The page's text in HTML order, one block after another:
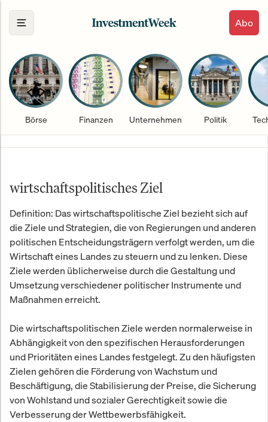
Abo
Börse Finanzen Unternehmen Politik
wirtschaftspolitisches Ziel
Definition: Das wirtschaftspolitische Ziel bezieht sich auf
die Ziele und Strategien, die von Regierungen und anderen
politischen Entscheidungsträgern verfolgt werden, um die
Wirtschaft eines Landes zu steuern und zu lenken. Diese
Ziele werden üblicherweise durch die Gestaltung und
Umsetzung verschiedener politischer Instrumente und
Maßnahmen erreicht.
Die wirtschaftspolitischen Ziele werden normalerweise in
Abhängigkeit von den spezifischen Herausforderungen
und Prioritäten eines Landes festgelegt. Zu den häufigsten
Zielen gehören die Förderung von Wachstum und
Beschäftigung, die Stabilisierung der Preise, die Sicherung
von Wohlstand und sozialer Gerechtigkeit sowie die
Verbesserung der Wettbewerbsfähigkeit.